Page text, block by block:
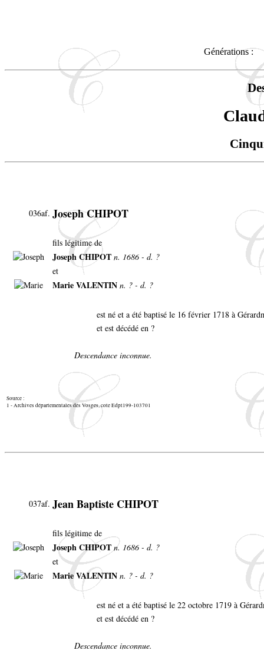
Générations :
036af. Joseph CHIPOT
fils légitime de
Joseph CHIPOT n. 1686 - d. ?
et
Marie VALENTIN n. ? - d. ?
est né et a été baptisé le 16 février 1718 à
et est décédé en ?
Descendance inconnue.
Source :
1 - Archives départementales des Vosges, cote Edpt199-103701
037af. Jean Baptiste CHIPOT
fils légitime de
Joseph CHIPOTn. 1686 - d. ?
et
Marie VALENTIN n. ? - d. ?
est né et a été baptisé le 22 octobre 1719 à
et est décédé en ?
Descendance inconnue.